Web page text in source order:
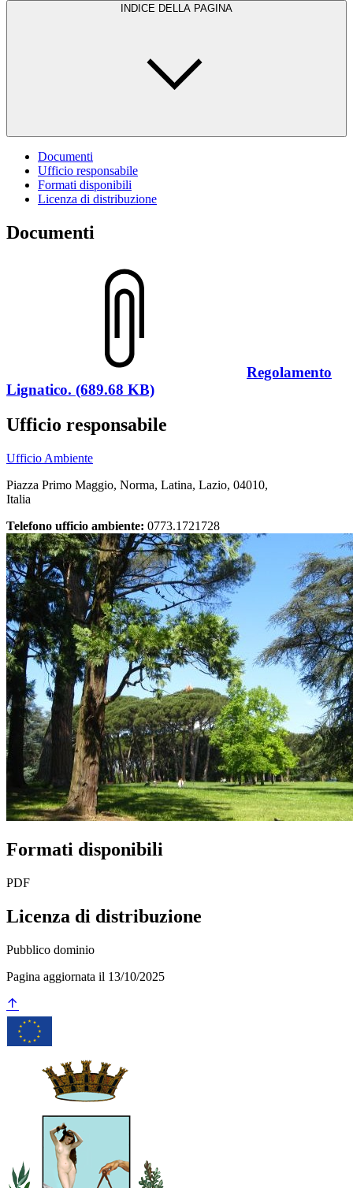
INDICE DELLA PAGINA
Documenti
Ufficio responsabile
Formati disponibili
Licenza di distribuzione
Documenti
Regolamento
Lignatico. (689.68 KB)
Ufficio responsabile
Ufficio Ambiente
Piazza Primo Maggio, Norma, Latina, Lazio, 04010,
Italia
Telefono ufficio ambiente: 0773.1721728
Formati disponibili
PDF
Licenza di distribuzione
Pubblico dominio
Pagina aggiornata il 13/10/2025